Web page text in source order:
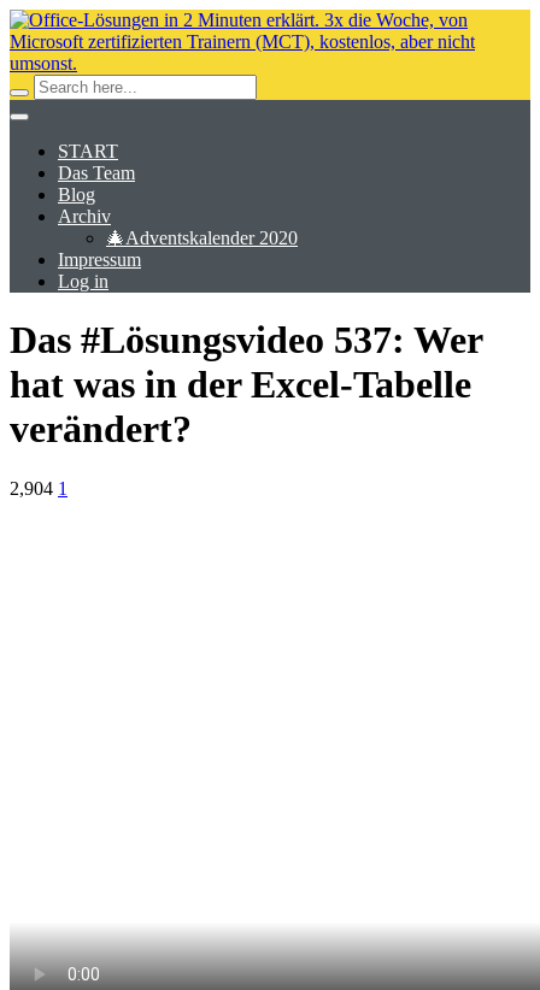
START
Das Team
Blog
Archiv
🎄Adventskalender 2020
Impressum
Log in
Das #Lösungsvideo 537: Wer
hat was in der Excel-Tabelle
verändert?
2,904 1